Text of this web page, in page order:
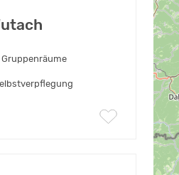
Gruppenräume